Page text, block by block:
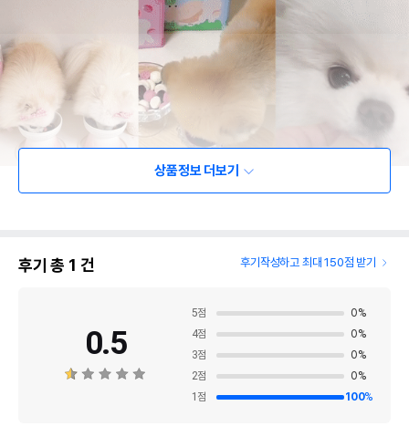
상품정보 더보기
후기 총 1 건 후기작성하고 최대 150점 받기
0.5
5점 0%
4점 0%
3점 0%
2점 0%
1 점 100%